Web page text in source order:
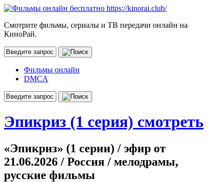
Смотрите фильмы, сериалы и ТВ передачи онлайн на
КиноРай.
Фильмы онлайн
DMCA
Эпикриз (1 серия) смотреть
«Эпикриз» (1 серии) / эфир от
21.06.2026 / Россия / мелодрамы,
русские фильмы